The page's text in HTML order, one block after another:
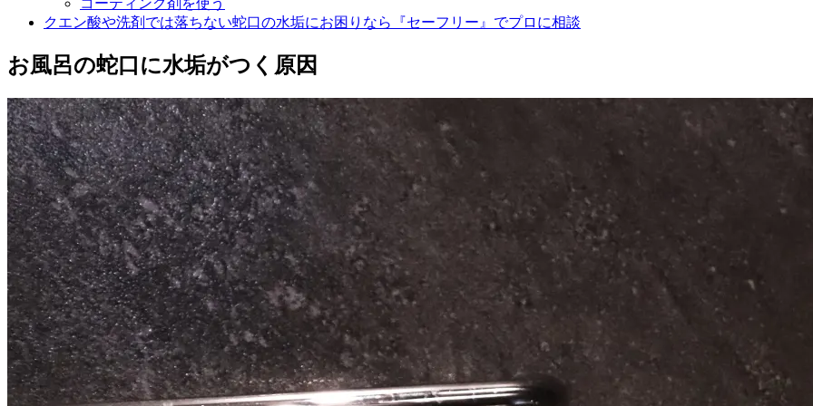
コーティング剤を使う
クエン酸や洗剤では落ちない蛇口の水垢にお困りなら『セーフリー』でプロに相談
お風呂の蛇口に水垢がつく原因